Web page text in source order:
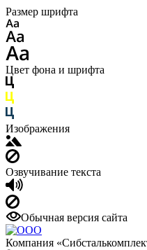
Размер шрифта
Цвет фона и шрифта
Изображения
Озвучивание текста
Обычная версия сайта
Компания